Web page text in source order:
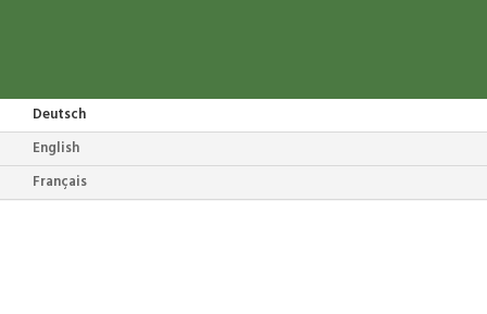
Deutsch
English
Français